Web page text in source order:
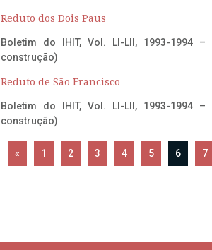
Reduto dos Dois Paus
Boletim do IHIT, Vol. LI-LII, 1993-1994 –
construção)
Reduto de São Francisco
Boletim do IHIT, Vol. LI-LII, 1993-1994 –
construção)
« 1 2 3 4 5 6 7